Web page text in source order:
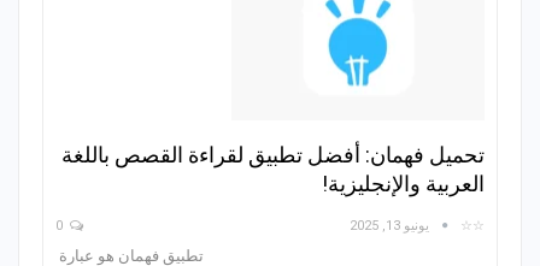
تحميل فهمان: أفضل تطبيق لقراءة القصص باللغة
العربية والإنجليزية!
☆☆ يونيو 13, 2025
تطبيق فهمان هو عبارة